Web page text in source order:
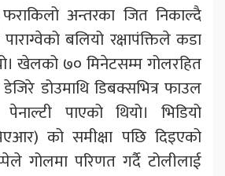
अन्तरका जित निकाल्दै
बलियो रक्षापंक्तिले कडा
खेलको ७० मिनेटसम्म गोलरहित
डेजिरे डोउमाथि डिबक्सभित्र फाउल
पाएको थियो। भिडियो
को समीक्षा पछि दिइएको
गोलमा परिणत गर्दै टोलीलाई